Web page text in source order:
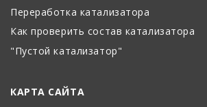
Переработка катализатора
Как проверить состав катализатора
"Пустой катализатор"
КАРТА САЙТА